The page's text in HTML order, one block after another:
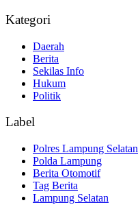
Kategori
Daerah
Berita
Sekilas Info
Hukum
Politik
Label
Polres Lampung Selatan
Polda Lampung
Berita Otomotif
Tag Berita
Lampung Selatan